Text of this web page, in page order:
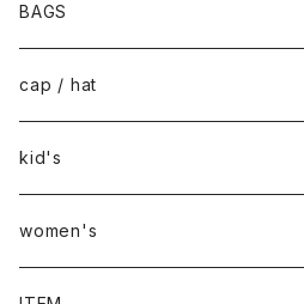
BAGS
cap / hat
kid's
women's